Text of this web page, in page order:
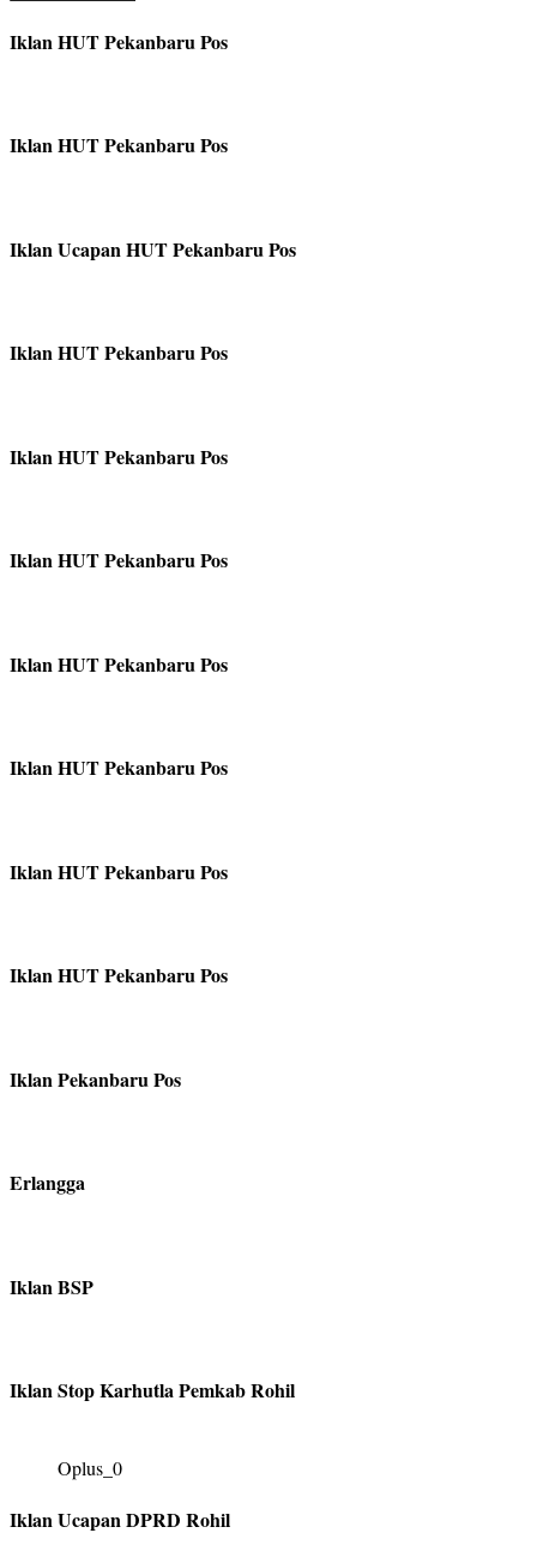
Iklan HUT Pekanbaru Pos
Iklan HUT Pekanbaru Pos
Iklan Ucapan HUT Pekanbaru Pos
Iklan HUT Pekanbaru Pos
Iklan HUT Pekanbaru Pos
Iklan HUT Pekanbaru Pos
Iklan HUT Pekanbaru Pos
Iklan HUT Pekanbaru Pos
Iklan HUT Pekanbaru Pos
Iklan HUT Pekanbaru Pos
Iklan Pekanbaru Pos
Erlangga
Iklan BSP
Iklan Stop Karhutla Pemkab Rohil
Oplus_0
Iklan Ucapan DPRD Rohil